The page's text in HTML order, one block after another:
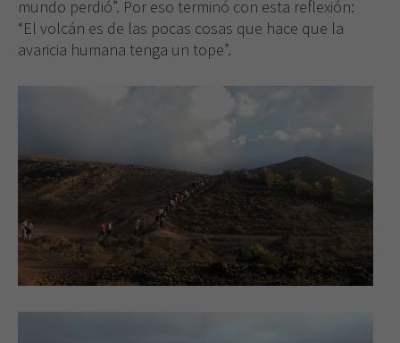
mundo perdió”. Por eso terminó con esta reflexión:
“El volcán es de las pocas cosas que hace que la
avaricia humana tenga un tope”.
visita. Si
rechaza estas
cookies,
funcionalidades